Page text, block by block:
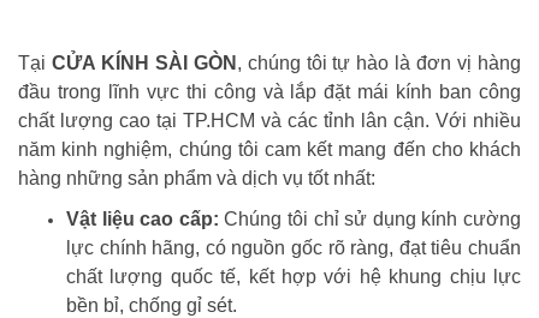
Tại CỬA KÍNH SÀI GÒN , chúng tôi tự hào là đơn vị hàng
đầu trong lĩnh vực thi công và lắp đặt mái kính ban công
chất lượng cao tại TP.HCM và các tỉnh lân cận. Với nhiều
năm kinh nghiệm, chúng tôi cam kết mang đến cho khách
hàng những sản phẩm và dịch vụ tốt nhất:
Vật liệu cao cấp: Chúng tôi chỉ sử dụng kính cường
lực chính hãng, có nguồn gốc rõ ràng, đạt tiêu chuẩn
chất lượng quốc tế, kết hợp với hệ khung chịu lực
bền bỉ, chống gỉ sét.